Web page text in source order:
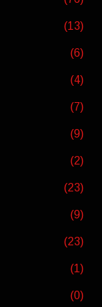
(13)
(6)
(4)
(7)
(9)
(2)
(23)
(9)
(23)
(1)
(0)